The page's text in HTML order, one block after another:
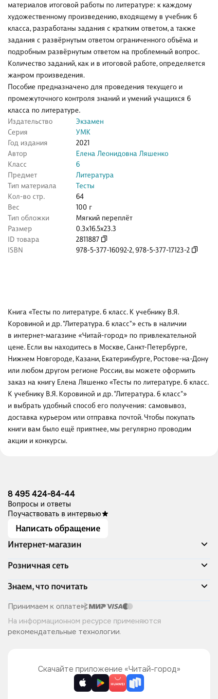
материалов итоговой работы по литературе: к каждому
художественному произведению, входящему в учебник 6
класса, разработаны задания с кратким ответом, а также
задания с развёрнутым ответом ограниченного объёма и
подробным развёрнутым ответом на проблемный вопрос.
Количество заданий, как и в итоговой работе, определяется
жанром произведения.
Пособие предназначено для проведения текущего и
промежуточного контроля знаний и умений учащихся 6
класса по литературе.
Издательство
Экзамен
Серия
УМК
Год издания
2021
Автор
Елена Леонидовна Ляшенко
Класс
6
Предмет
Литература
Тип материала
Тесты
Кол-во стр.
64
Вес
100 г
Тип обложки
Мягкий переплёт
Размер
0.3x16.5x23.3
ID товара
2811887
ISBN
978-5-377-16092-2,978-5-377-17123-2
Книга «Тесты по литературе. 6 класс. К учебнику В.Я.
Коровиной и др. "Литература. 6 класс"» есть в наличии
в интернет-магазине «Читай-город» по привлекательной
цене. Если вы находитесь в Москве, Санкт-Петербурге,
Нижнем Новгороде, Казани, Екатеринбурге, Ростове-на-Дону
или любом другом регионе России, вы можете оформить
заказ на книгу Елена Ляшенко «Тесты по литературе. 6 класс.
К учебнику В.Я. Коровиной и др. "Литература. 6 класс"»
и выбрать удобный способ его получения: самовывоз,
доставка курьером или отправка почтой. Чтобы покупать
книги вам было ещё приятнее, мы регулярно проводим
акции и конкурсы.
8 495 424-84-44
Вопросы и ответы
Поучаствовать в интервью
Написать обращение
Интернет-магазин
Акции
Доставка и оплата
Программа лояльности
Подарочные сертификаты
Правила продажи
Политика конфиденциальности
Розничная сеть
Адреса магазинов
Книжный Дозор
О компании
Читай-город для бизнеса
Хотите у нас работать?
Знаем, что почитать
Скоро в продаже
Лучшие из лучших
Читай-журнал
Принимаем к оплате
На информационном ресурсе применяются
рекомендательные технологии.
Скачайте приложение «Читай-город»